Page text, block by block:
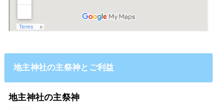
地主神社の主祭神とご利益
地主神社の主祭神